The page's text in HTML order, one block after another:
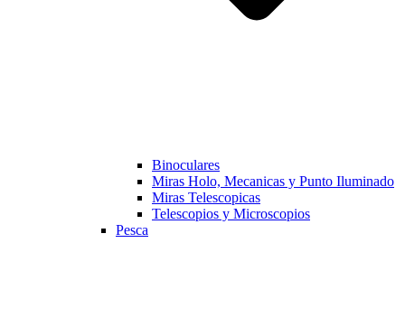
Binoculares
Miras Holo, Mecanicas y Punto Iluminado
Miras Telescopicas
Telescopios y Microscopios
Pesca